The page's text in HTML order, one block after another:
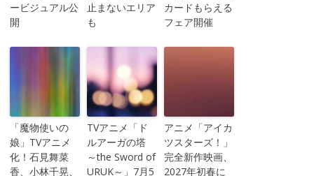
ービジュアル公
開
止まないエリア
も
カードもらえる
フェア開催
「魔物使いの
娘」TVアニメ
化！石見舞菜
香、小林千晃、
TVアニメ「ド
ルアーガの塔
～the Sword of
URUK～」7月5
アニメ「アイカ
ツスターズ！」
完全新作映画、
2027年初春に